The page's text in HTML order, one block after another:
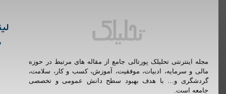
مجله اینترنتی تحلیلک پورتالی جامع از مقاله های مرتبط در حوزه
مالی و سرمایه، ادبیات، موفقیت، آموزش، کسب و کار، سلامت،
گردشگری و… با هدف بهبود سطح دانش عمومی و تخصصی
جامعه است.